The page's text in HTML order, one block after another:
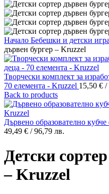
Начало Бебешки и детски
дървен бургер – Kruzzel
Творчески комплект за
70 елемента - Kruzzel 15,50 € /
Back to products
Дървено образователно
49,49 € / 96,79 лв.
Детски
– Kruzzel